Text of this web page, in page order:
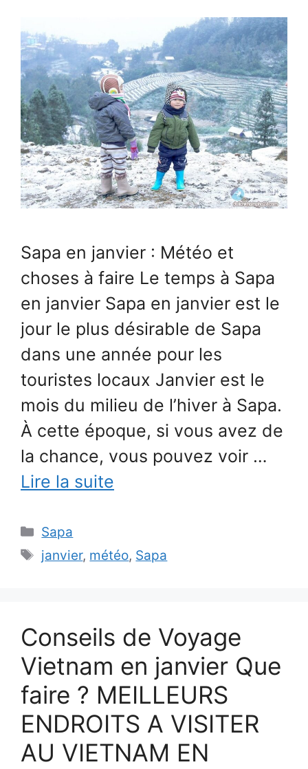
Sapa en janvier : Météo et
choses à faire Le temps à Sapa
en janvier Sapa en janvier est le
jour le plus désirable de Sapa
dans une année pour les
touristes locaux Janvier est le
mois du milieu de l’hiver à Sapa.
À cette époque, si vous avez de
la chance, vous pouvez voir …
Lire la suite
Catégories
Sapa
Étiquettes
janvier, météo, Sapa
Conseils de Voyage
Vietnam en janvier Que
faire ? MEILLEURS
ENDROITS A VISITER
AU VIETNAM EN